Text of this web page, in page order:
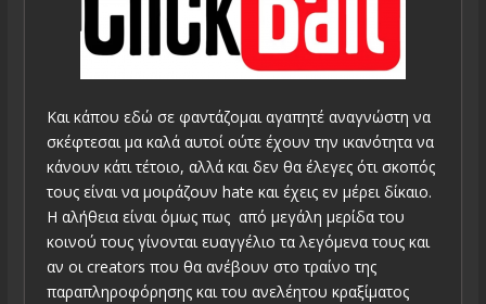
Και κάπου εδώ σε φαντάζομαι αγαπητέ αναγνώστη να
σκέφτεσαι μα καλά αυτοί ούτε έχουν την ικανότητα να
κάνουν κάτι τέτοιο, αλλά και δεν θα έλεγες ότι σκοπός
τους είναι να μοιράζουν hate και έχεις εν μέρει δίκαιο.
Η αλήθεια είναι όμως πως από μεγάλη μερίδα του
κοινού τους γίνονται ευαγγέλιο τα λεγόμενα τους και
αν οι creators που θα ανέβουν στο τραίνο της
παραπληροφόρησης και του ανελέητου κραξίματος